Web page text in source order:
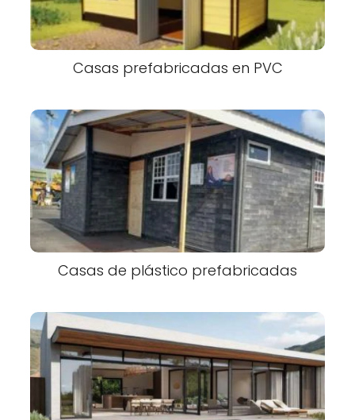
Casas prefabricadas en PVC
Casas de plástico prefabricadas